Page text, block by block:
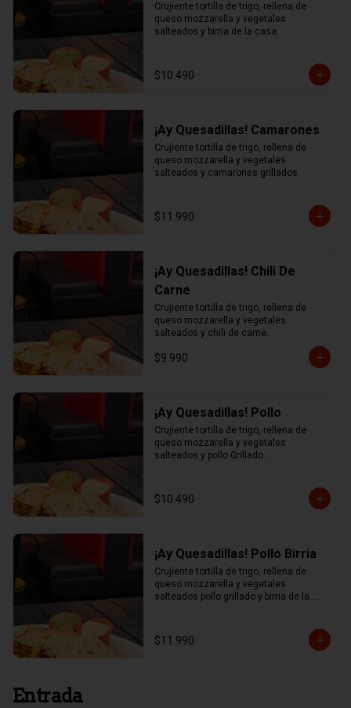
Crujiente tortilla de trigo, rellena de
queso mozzarella y vegetales
salteados y birria de la casa.
$10.490
¡Ay Quesadillas! Camarones
Crujiente tortilla de trigo, rellena de
queso mozzarella y vegetales
salteados y camarones grillados.
$11.990
¡Ay Quesadillas! Chili De
Carne
Crujiente tortilla de trigo, rellena de
queso mozzarella y vegetales
salteados y chili de carne.
$9.990
¡Ay Quesadillas! Pollo
Crujiente tortilla de trigo, rellena de
queso mozzarella y vegetales
salteados y pollo Grillado.
$10.490
¡Ay Quesadillas! Pollo Birria
Crujiente tortilla de trigo, rellena de
queso mozzarella y vegetales
salteados pollo grillado y birria de la
$11.990
Entrada